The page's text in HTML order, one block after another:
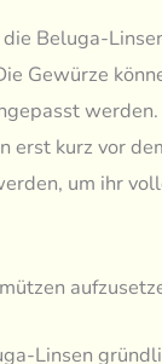
Beluga-
Gewürze
erst kurz vor
um ihr
Linsen